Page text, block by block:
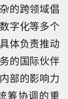
的跨领域倡
字化等多个
体负责推动
的国际伙伴
部的影响力
筹协调的重